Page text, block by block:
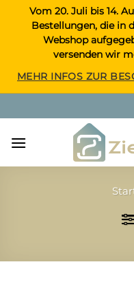
Inhalt
springen
Vom 20. Juli bis 14.
Bestellungen, die in
Webshop
versenden wir
MEHR INFOS ZUR